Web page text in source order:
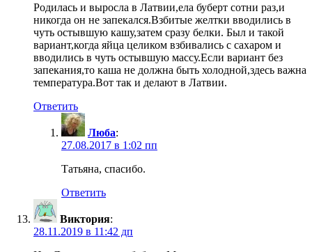
Родилась и выросла в Латвии,ела буберт сотни раз,и
никогда он не запекался.Взбитые желтки вводились в
чуть остывшую кашу,затем сразу белки. Был и такой
вариант,когда яйца целиком взбивались с сахаром и
вводились в чуть остывшую массу.Если вариант без
запекания,то каша не должна быть холодной,здесь важна
температура.Вот так и делают в Латвии.
Ответить
Люба:
27.08.2017 в 1:02 пп
Татьяна, спасибо.
Ответить
Виктория:
28.11.2019 в 11:42 дп